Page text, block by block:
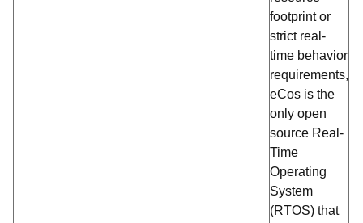
footprint or
strict real-
time behavior
requirements,
eCos is the
only open
source Real-
Time
Operating
System
(RTOS) that